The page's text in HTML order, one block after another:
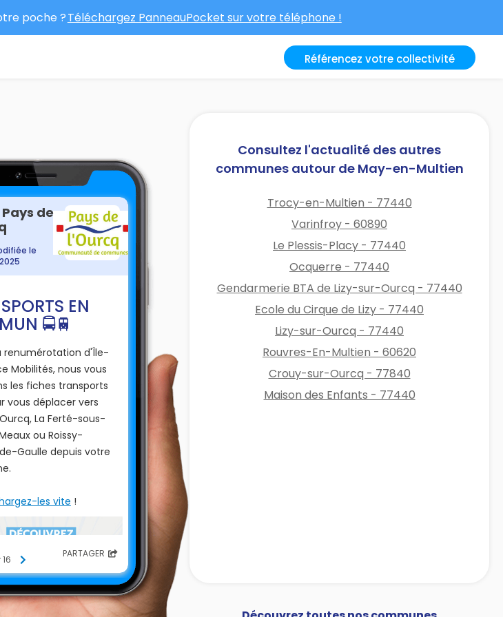
poche ?Téléchargez PanneauPocket sur votre téléphone !
Référencez votre collectivité
de
le
EN
🚍🚆
renumérotation d'Île-
Mobilités, nous vous
les fiches transports
vous déplacer vers
La Ferté-sous-
ou Roissy-
Gaulle depuis votre
les vite !
PARTAGER
Consultez l'actualité des autres
communes autour de May-en-Multien
Trocy-en-Multien - 77440
Varinfroy - 60890
Le Plessis-Placy - 77440
Ocquerre - 77440
Gendarmerie BTA de Lizy-sur-Ourcq - 77440
Ecole du Cirque de Lizy - 77440
Lizy-sur-Ourcq - 77440
Rouvres-En-Multien - 60620
Crouy-sur-Ourcq - 77840
Maison des Enfants - 77440